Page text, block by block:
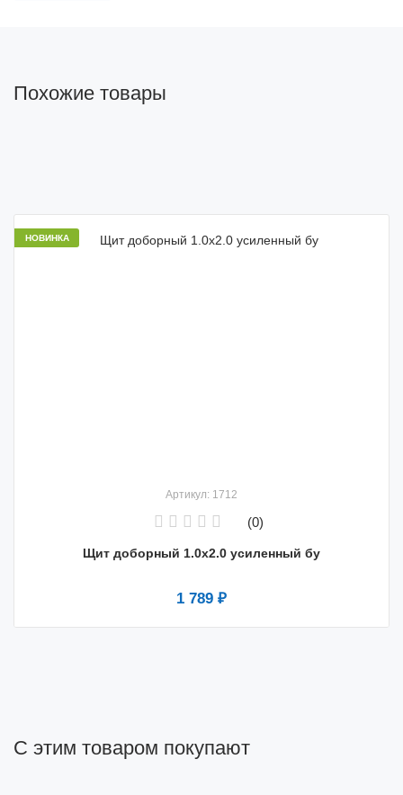
Похожие товары
НОВИНКА
Артикул: 1712
(0)
Щит доборный 1.0х2.0 усиленный бу
1 789 ₽
С этим товаром покупают